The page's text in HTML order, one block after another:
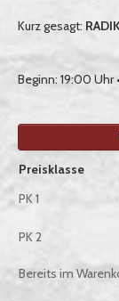
Kurz gesagt:
Beginn: 19:00 Uhr
Auswahl von
Preisklasse
PK 1
PK 2
Bereits im